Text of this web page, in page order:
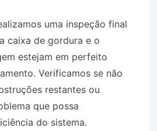
uma inspeção final
caixa de gordura e o
estejam em perfeito
Verificamos se não
restantes ou
que possa
do sistema.